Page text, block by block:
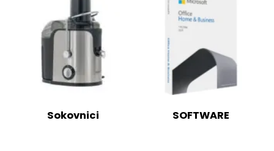
Sokovnici SOFTWARE